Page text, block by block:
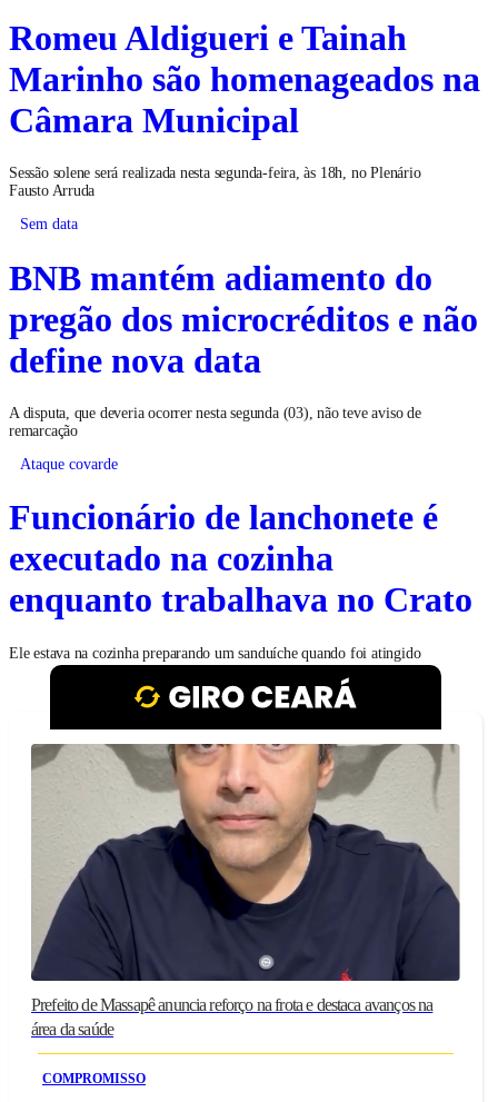
Romeu Aldigueri e Tainah
Marinho são homenageados na
Câmara Municipal
Sessão solene será realizada nesta segunda-feira, às 18h, no Plenário
Fausto Arruda
Sem data
BNB mantém adiamento do
pregão dos microcréditos e não
define nova data
A disputa, que deveria ocorrer nesta segunda (03), não teve aviso de
remarcação
Ataque covarde
Funcionário de lanchonete é
executado na cozinha
enquanto trabalhava no Crato
Ele estava na cozinha preparando um sanduíche quando foi atingido
Prefeito de Massapê anuncia reforço na frota e destaca avanços na
área da saúde
COMPROMISSO